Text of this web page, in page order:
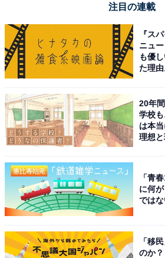
のイメージです」（40代女性／大
しい味で幅広い年代に好まれて、個
から」（20代女性／長崎県）とい
た。
※回答者からのコメントは原文ママ
次ページ 11位までのラ
注目の連載
『ス
ニュ
も優
た理
20年
学校
は本
理想
「青
に何
ではな
「移
のか